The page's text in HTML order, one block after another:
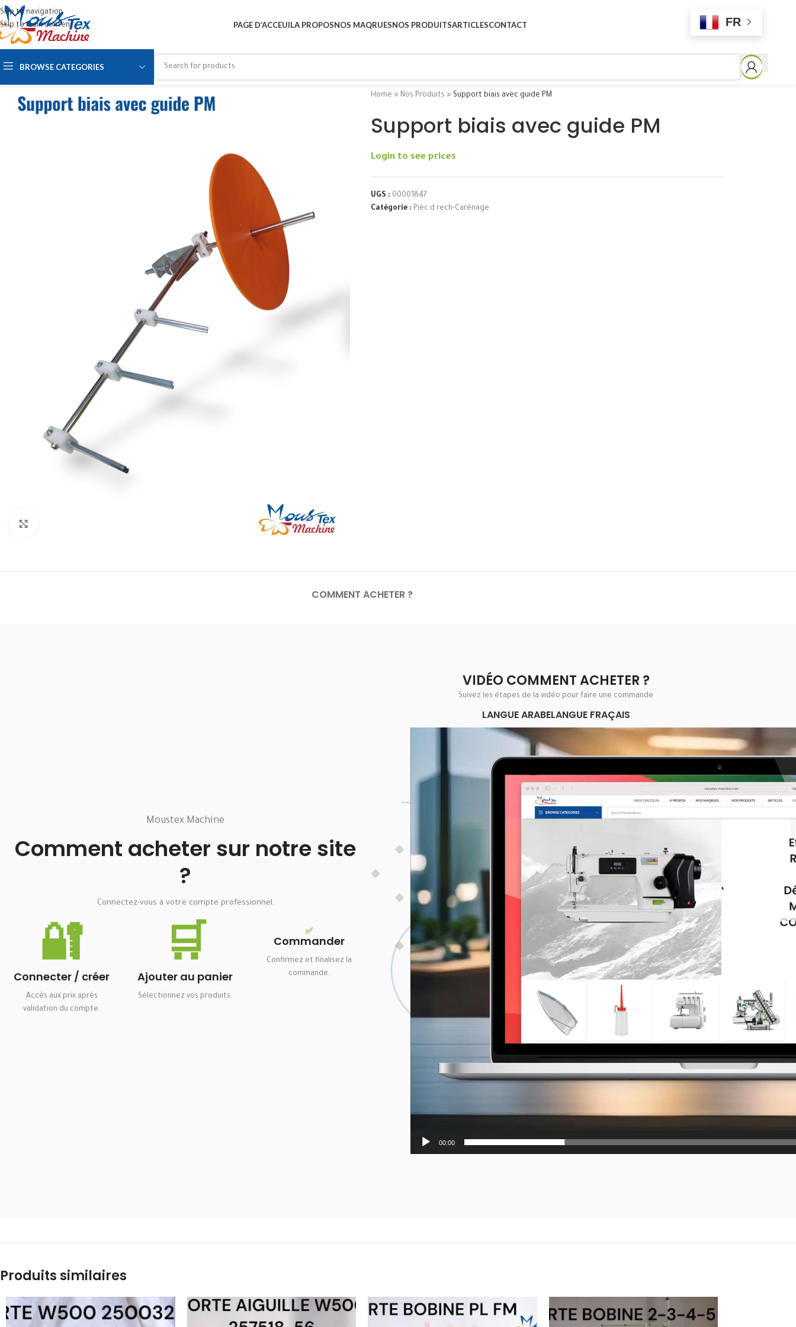
Skip to navigation
Skip to main content
PAGE D’ACCEUILA PROPOSNOS MAQRUESNOS PRODUITSARTICLESCONTACT FR
BROWSE CATEGORIES
Home » Nos Produits » Support biais avec guide PM
Support biais avec guide PM
Login to see prices
UGS : 00001847
Catégorie : Pièc d rech-Carénage
COMMENT ACHETER ?
Moustex Machine
Comment acheter sur notre site
?
Connectez-vous à votre compte professionnel.
🔐
Connecter / créer
Accès aux prix après
validation du compte.
🛒
Ajouter au panier
Sélectionnez vos produits.
✅
Commander
Confirmez et finalisez la
commande.
VIDÉO COMMENT ACHETER ?
Suivez les étapes de la vidéo pour faire une commande
LANGUE ARABELANGUE FRAÇAIS
00:00
Produits similaires